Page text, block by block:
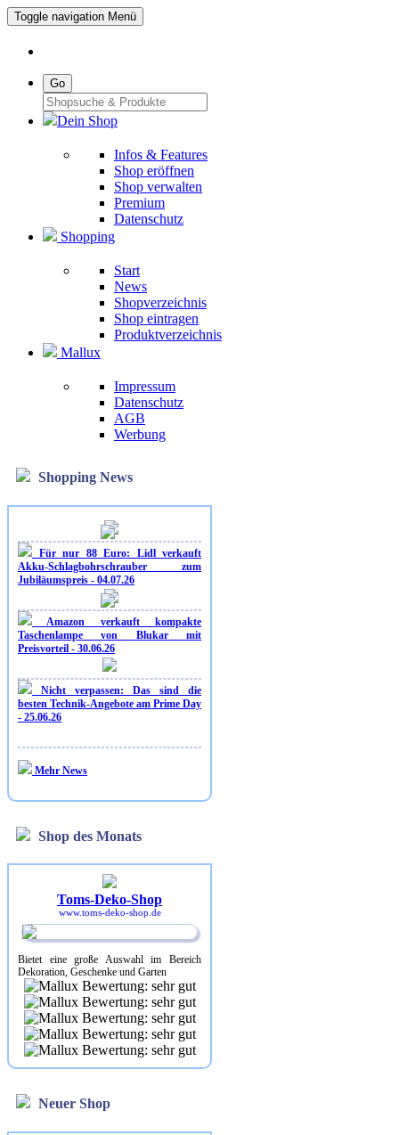
Toggle navigation Menü
Go
Dein Shop
Infos & Features
Shop eröffnen
Shop verwalten
Premium
Datenschutz
Shopping
Start
News
Shopverzeichnis
Shop eintragen
Produktverzeichnis
Mallux
Impressum
Datenschutz
AGB
Werbung
Shopping News
Für nur 88 Euro: Lidl verkauft
Akku-Schlagbohrschrauber zum
Jubiläumspreis - 04.07.26
Amazon verkauft kompakte
Taschenlampe von Blukar mit
Preisvorteil - 30.06.26
Nicht verpassen: Das sind die
besten Technik-Angebote am Prime Day
- 25.06.26
Mehr News
Shop des Monats
Toms-Deko-Shop
www.toms-deko-shop.de
Bietet eine große Auswahl im Bereich
Dekoration, Geschenke und Garten
Neuer Shop